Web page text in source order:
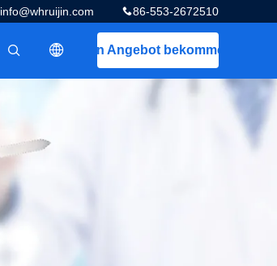
86-553-2672510
info@whruijin.com
Ein Angebot bekommen